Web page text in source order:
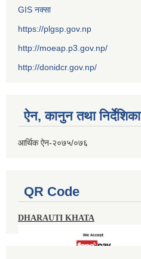
GIS नक्सा
https://plgsp.gov.np
http://moeap.p3.gov.np/
http://donidcr.gov.np/
ऐन, कानुन तथा निर्देशिका
आर्थिक ऐन-२०७५/०७६
QR Code
DHARAUTI KHATA